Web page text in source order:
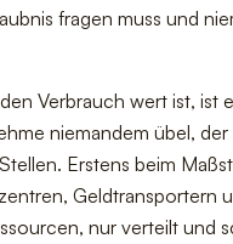
fragen muss und
Verbrauch wert ist, ist
niemandem übel,
Erstens beim
Geldtransportern
nur verteilt und